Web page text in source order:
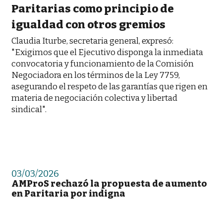
Paritarias como principio de
igualdad con otros gremios
Claudia Iturbe, secretaria general, expresó:
"Exigimos que el Ejecutivo disponga la inmediata
convocatoria y funcionamiento de la Comisión
Negociadora en los términos de la Ley 7759,
asegurando el respeto de las garantías que rigen en
materia de negociación colectiva y libertad
sindical".
03/03/2026
AMProS rechazó la propuesta de aumento
en Paritaria por indigna